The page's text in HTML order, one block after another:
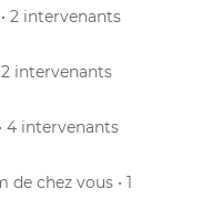
2 intervenants
2 intervenants
4 intervenants
de chez vous • 1